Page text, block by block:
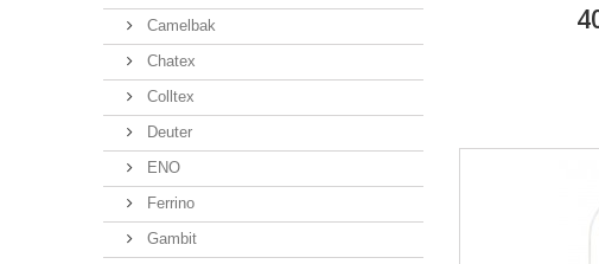
Camelbak
Chatex
Colltex
Deuter
ENO
Ferrino
Gambit